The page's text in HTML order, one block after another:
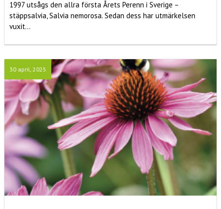
1997 utsågs den allra första Årets Perenn i Sverige –
stäppsalvia, Salvia nemorosa. Sedan dess har utmärkelsen
vuxit...
30 april, 2025